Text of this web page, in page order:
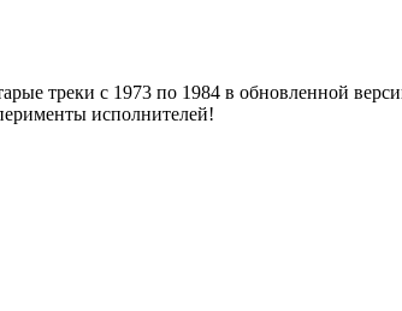
треки с 1973 по 1984 в обновленной
исполнителей!